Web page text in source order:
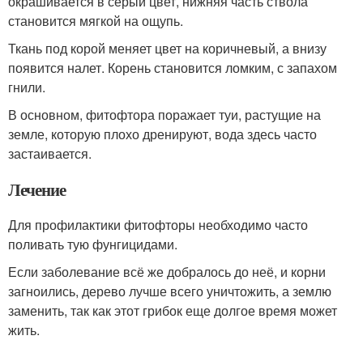
становится мягкой на ощупь.
Ткань под корой меняет цвет на коричневый, а внизу
появится налет. Корень становится ломким, с запахом
гнили.
В основном, фитофтора поражает туи, растущие на
земле, которую плохо дренируют, вода здесь часто
застаивается.
Лечение
Для профилактики фитофторы необходимо часто
поливать тую фунгицидами.
Если заболевание всё же добралось до неё, и корни
загноились, дерево лучше всего уничтожить, а землю
заменить, так как этот грибок еще долгое время может
жить.